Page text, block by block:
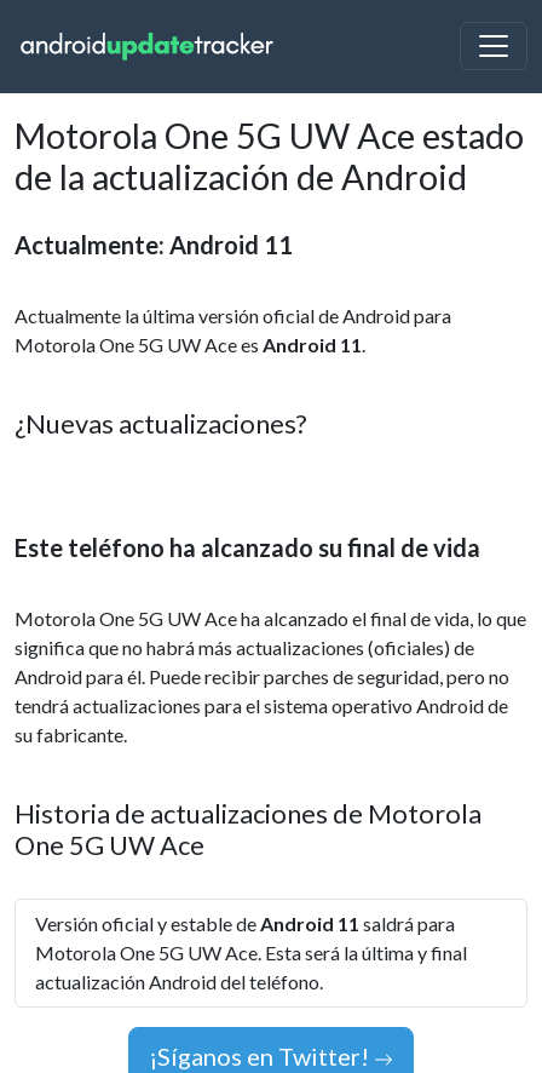
Motorola One 5G UW Ace estado
de la actualización de Android
Actualmente: Android 11
Actualmente la última versión oficial de Android para
Motorola One 5G UW Ace es Android 11.
¿Nuevas actualizaciones?
Este teléfono ha alcanzado su final de vida
Motorola One 5G UW Ace ha alcanzado el final de vida, lo que
significa que no habrá más actualizaciones (oficiales) de
Android para él. Puede recibir parches de seguridad, pero no
tendrá actualizaciones para el sistema operativo Android de
su fabricante.
Historia de actualizaciones de Motorola
One 5G UW Ace
Versión oficial y estable deAndroid 11 saldrá para
Motorola One 5G UW Ace. Esta será la última y final
actualización Android del teléfono.
¡Síganos en Twitter!